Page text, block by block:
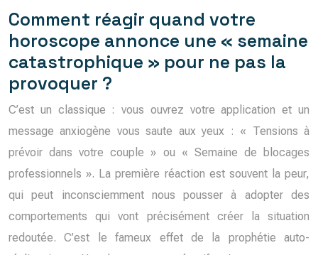
Comment réagir quand votre
horoscope annonce une « semaine
catastrophique » pour ne pas la
provoquer ?
C’est un classique : vous ouvrez votre application et un
message anxiogène vous saute aux yeux : « Tensions à
prévoir dans votre couple » ou « Semaine de blocages
professionnels ». La première réaction est souvent la peur,
qui peut inconsciemment nous pousser à adopter des
comportements qui vont précisément créer la situation
redoutée. C’est le fameux effet de la prophétie auto-